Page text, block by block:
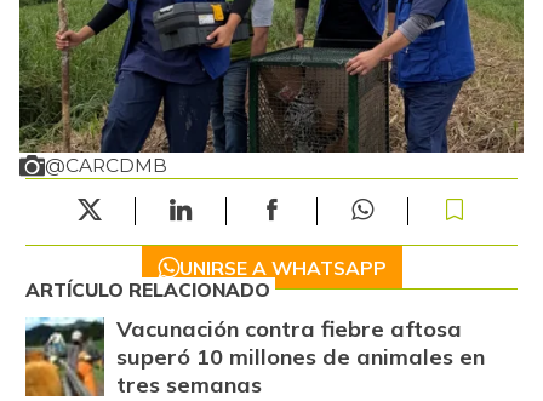
@CARCDMB
UNIRSE A WHATSAPP
ARTÍCULO RELACIONADO
Vacunación contra fiebre aftosa
superó 10 millones de animales en
tres semanas